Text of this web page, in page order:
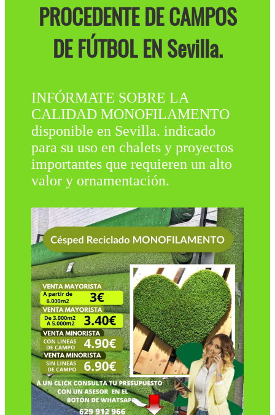
PROCEDENTE DE CAMPOS
DE FÚTBOL EN Sevilla.
INFÓRMATE SOBRE LA
CALIDAD MONOFILAMENTO
disponible en Sevilla. indicado
para su uso en chalets y proyectos
importantes que requieren un alto
valor y ornamentación.